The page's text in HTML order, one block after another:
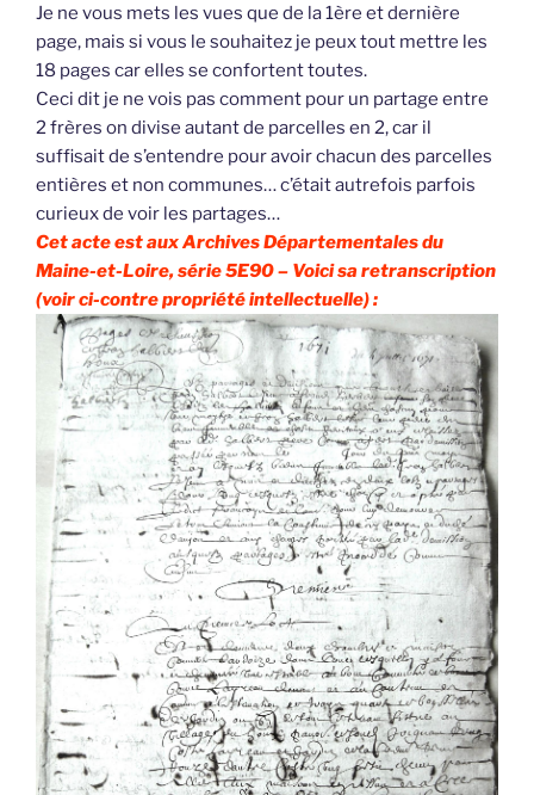
Je ne vous mets les vues que de la 1ère et dernière
page, mais si vous le souhaitez je peux tout mettre les
18 pages car elles se confortent toutes.
Ceci dit je ne vois pas comment pour un partage entre
2 frères on divise autant de parcelles en 2, car il
suffisait de s’entendre pour avoir chacun des parcelles
entières et non communes… c’était autrefois parfois
curieux de voir les partages…
Cet acte est aux Archives Départementales du
Maine-et-Loire, série 5E90 – Voici sa retranscription
(voir ci-contre propriété intellectuelle) :